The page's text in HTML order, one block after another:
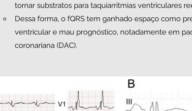
tornar substratos para taquiarritmias ventriculares
Dessa forma, o fQRS tem ganhado espaço como
ventricular e mau prognóstico, notadamente em
coronariana (DAC).